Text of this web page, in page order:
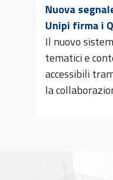
Nuova
Unipi firma i
Il nuovo
tematici e
accessibili
la